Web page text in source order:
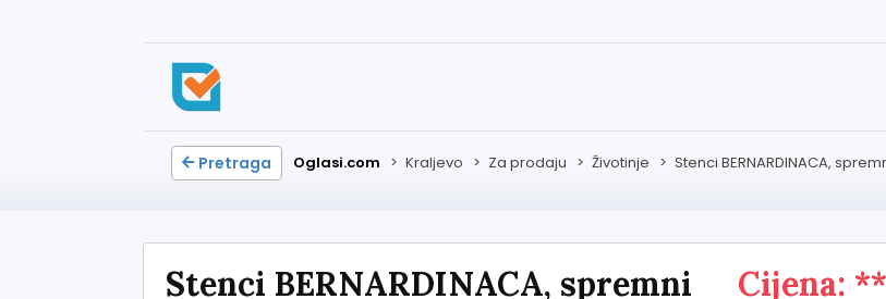
Pretraga Oglasi.com > Kraljevo > Za prodaju > Životinje > Stenci BERNARDINACA,
Cijena: **
Stenci BERNARDINACA, spremni